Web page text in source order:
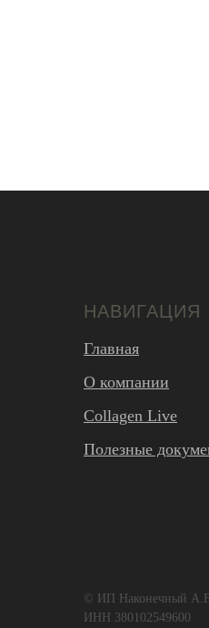
НАВИГАЦИЯ
Главная
О компании
Collagen Live
Полезные
© ИП Наконечный
ИНН 380102549600